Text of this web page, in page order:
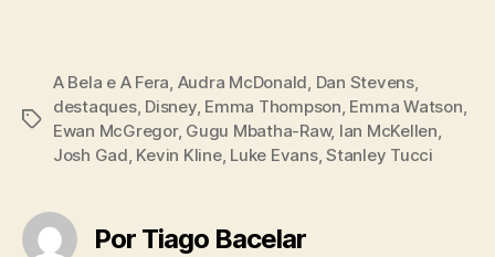
Tags
A Bela e A Fera, Audra McDonald, Dan Stevens,
destaques, Disney, Emma Thompson, Emma Watson,
Ewan McGregor, Gugu Mbatha-Raw, Ian McKellen,
Josh Gad, Kevin Kline, Luke Evans,Stanley Tucci
Por Tiago Bacelar